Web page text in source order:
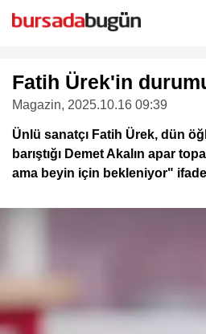
Fatih Ürek'in
Magazin, 2025.10.16 09:39
Ünlü sanatçı Fatih Ürek, dün
barıştığı Demet Akalın apar
ama beyin için bekleniyor"